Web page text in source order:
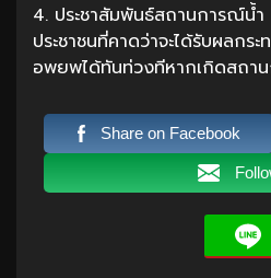
4. ประชาสัมพันธ์สถานการณ์น้ำ
ประชาชนที่คาดว่าจะได้รับผลกร
อพยพได้ทันท่วงทีหากเกิดสถา
Share on Facebook